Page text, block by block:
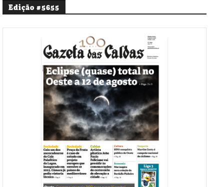
Edição #5655